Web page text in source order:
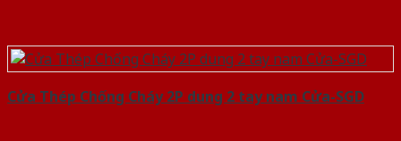
Cửa Thép Chống Cháy 2P dung 2 tay nam Cửa-SGD